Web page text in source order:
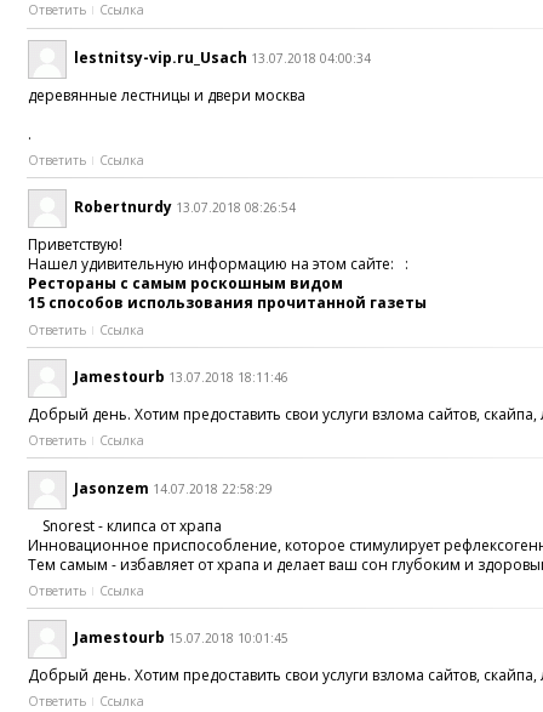
Ответить Ссылка
lestnitsy-vip.ru_Usach 13.07.2018 04:00:34
деревянные лестницы и двери москва
.
Ответить Ссылка
Robertnurdy 13.07.2018 08:26:54
Приветствую!
Нашел удивительную информацию на этом сайте: :
Рестораны с самым роскошным видом
15 способов использования прочитанной газеты
Ответить Ссылка
Jamestourb 13.07.2018 18:11:46
Добрый день. Хотим предоставить свои услуги взлома сайтов,
Ответить Ссылка
Jasonzem 14.07.2018 22:58:29
Snorest - клипса от храпа
Инновационное приспособление, которое стимулирует
Тем самым - избавляет от храпа и делает ваш сон глубоким и
Ответить Ссылка
Jamestourb 15.07.2018 10:01:45
Добрый день. Хотим предоставить свои услуги взлома сайтов,
Ответить Ссылка